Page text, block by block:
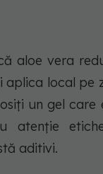
aloe vera
aplica local pe
un gel care
atenție
aditivi.